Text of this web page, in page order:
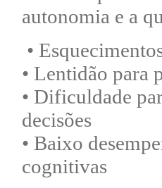
autonomia e a
•
• Lentidão para
• Dificuldade
decisões
• Baixo
cognitivas